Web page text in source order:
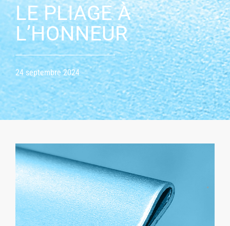
LE PLIAGE À
L’HONNEUR
24 septembre 2024